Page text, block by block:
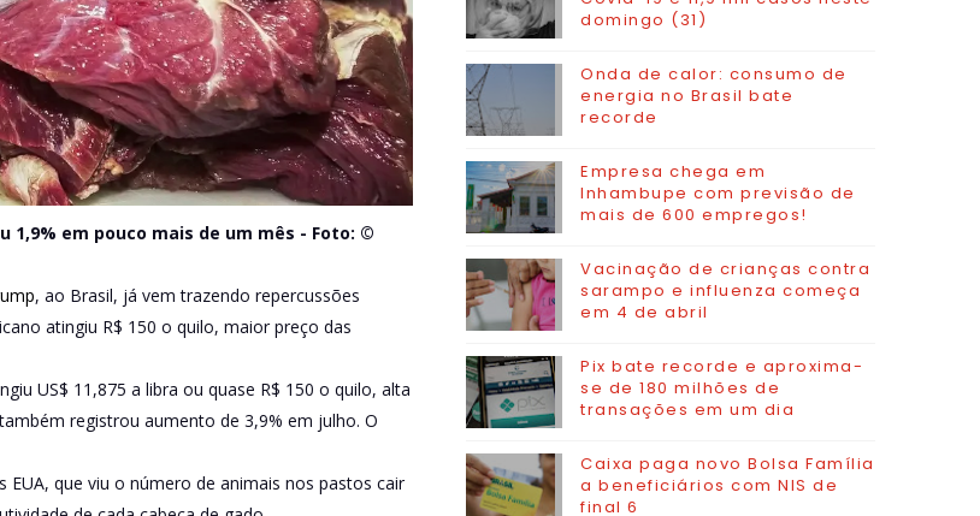
1,9% em pouco mais de um mês - Foto: ©
, ao Brasil, já vem trazendo repercussões
atingiu R$ 150 o quilo, maior preço das
US$ 11,875 a libra ou quase R$ 150 o quilo, alta
registrou aumento de 3,9% em julho. O
que viu o número de animais nos pastos cair
domingo (31)
Onda de calor: consumo de
energia no Brasil bate
recorde
Empresa chega em
Inhambupe com previsão de
mais de 600 empregos!
Vacinação de crianças contra
sarampo e influenza começa
em 4 de abril
Pix bate recorde e aproxima-
se de 180 milhões de
transações em um dia
Caixa paga novo Bolsa Família
a beneficiários com NIS de
final 6